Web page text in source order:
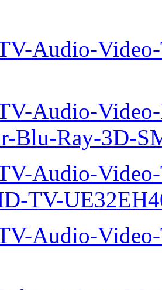
Audio-
Audio-
Blu-Ray-3D-
Audio-
TV-
Audio-